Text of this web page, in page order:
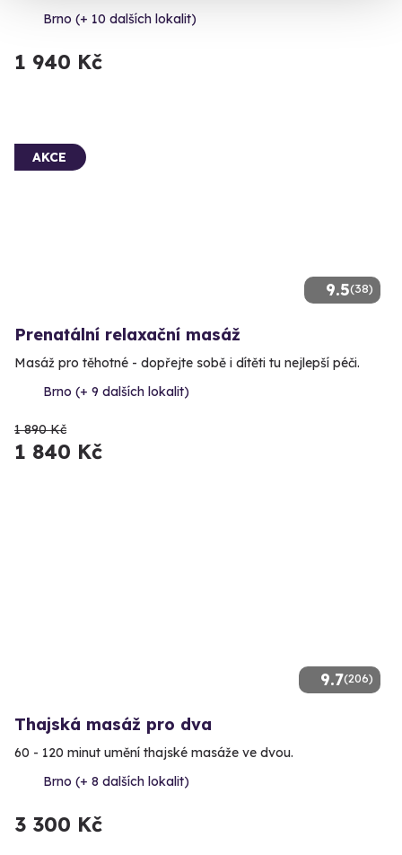
Brno (+ 10 dalších lokalit)
1 940 Kč
9.5(38)
AKCE
Prenatální relaxační masáž
Masáž pro těhotné - dopřejte sobě i dítěti tu nejlepší péči.
Brno (+ 9 dalších lokalit)
1 890 Kč
1 840 Kč
9.7(206)
Thajská masáž pro dva
60 - 120 minut umění thajské masáže ve dvou.
Brno (+ 8 dalších lokalit)
3 300 Kč